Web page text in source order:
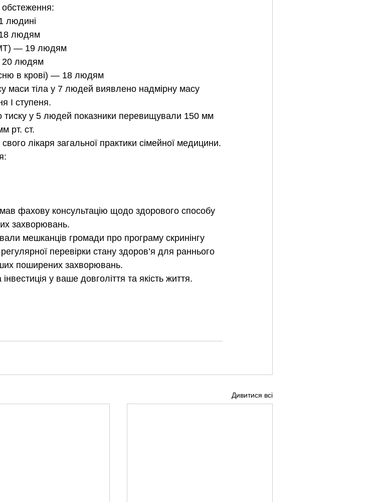
обстеження:
людині
18 людям
— 19 людям
20 людям
в крові) — 18 людям
маси тіла у 7 людей виявлено надмірну масу
І ступеня.
тиску у 5 людей показники перевищували 150 мм
рт. ст.
лікаря загальної практики сімейної медицини.
фахову консультацію щодо здорового способу
захворювань.
мешканців громади про програму скринінгу
перевірки стану здоров’я для раннього
поширених захворювань.
у ваше довголіття та якість життя.
Дивитися всі